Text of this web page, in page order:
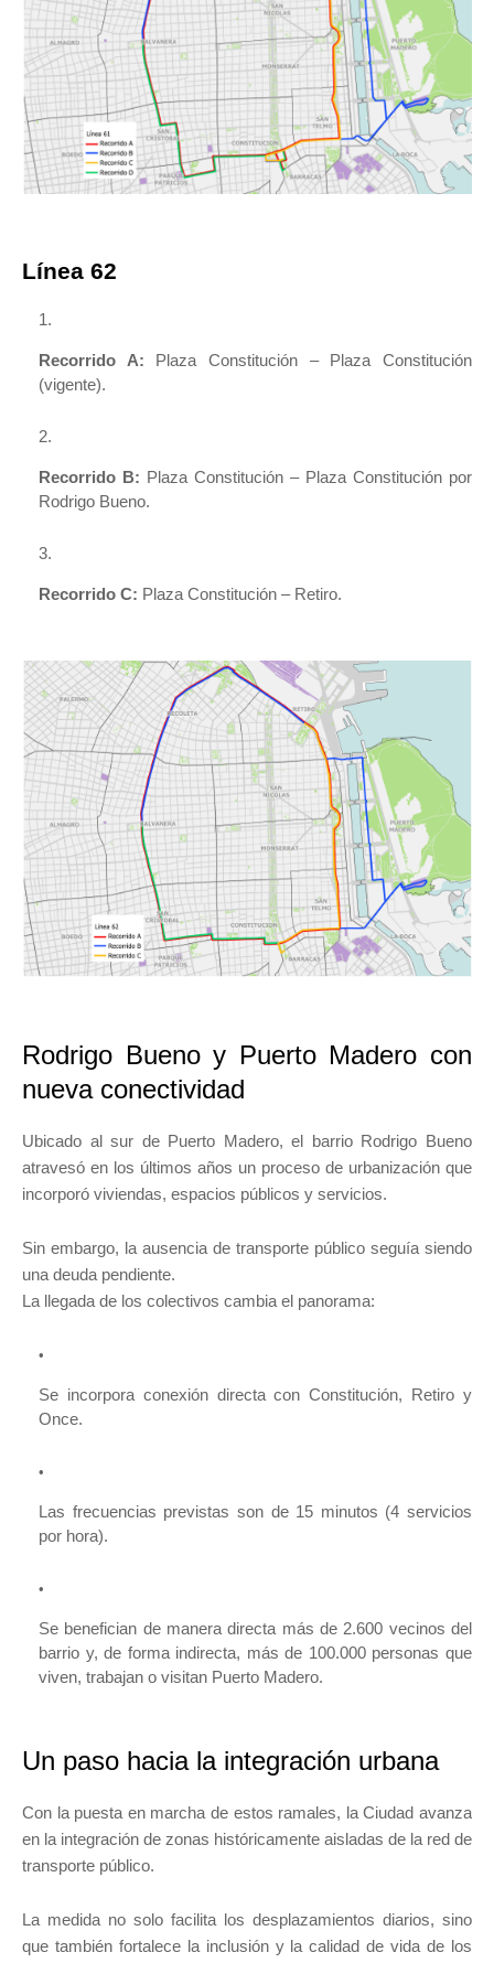
Línea 62
Recorrido A: Plaza Constitución – Plaza Constitución
(vigente).
Recorrido B: Plaza Constitución – Plaza Constitución por
Rodrigo Bueno.
Recorrido C: Plaza Constitución – Retiro.
Rodrigo Bueno y Puerto Madero con
nueva conectividad
Ubicado al sur de Puerto Madero, el barrio Rodrigo Bueno
atravesó en los últimos años un proceso de urbanización que
incorporó viviendas, espacios públicos y servicios.
Sin embargo, la ausencia de transporte público seguía siendo
una deuda pendiente.
La llegada de los colectivos cambia el panorama:
Se incorpora conexión directa con Constitución, Retiro y
Once.
Las frecuencias previstas son de 15 minutos (4 servicios
por hora).
Se benefician de manera directa más de 2.600 vecinos del
barrio y, de forma indirecta, más de 100.000 personas que
viven, trabajan o visitan Puerto Madero.
Un paso hacia la integración urbana
Con la puesta en marcha de estos ramales, la Ciudad avanza
en la integración de zonas históricamente aisladas de la red de
transporte público.
La medida no solo facilita los desplazamientos diarios, sino
que también fortalece la inclusión y la calidad de vida de los